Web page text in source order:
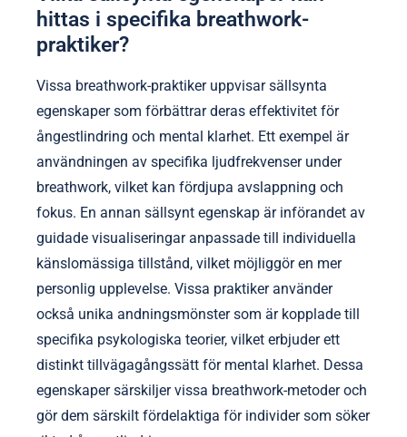
Vilka sällsynta egenskaper kan
hittas i specifika breathwork-
praktiker?
Vissa breathwork-praktiker uppvisar sällsynta
egenskaper som förbättrar deras effektivitet för
ångestlindring och mental klarhet. Ett exempel är
användningen av specifika ljudfrekvenser under
breathwork, vilket kan fördjupa avslappning och
fokus. En annan sällsynt egenskap är införandet av
guidade visualiseringar anpassade till individuella
känslomässiga tillstånd, vilket möjliggör en mer